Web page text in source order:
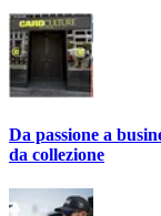
Da passione a
da collezione